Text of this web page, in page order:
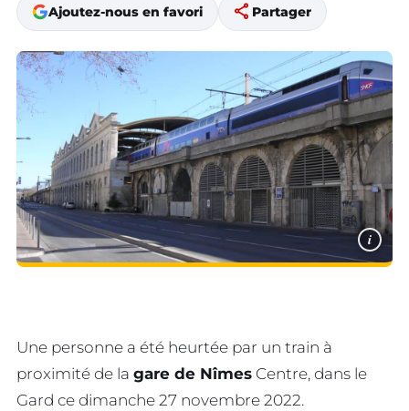
Ajoutez-nous en favori share Partager
i
Une personne a été heurtée par un train à
proximité de la gare de Nîmes Centre, dans le
Gard ce dimanche 27 novembre 2022.